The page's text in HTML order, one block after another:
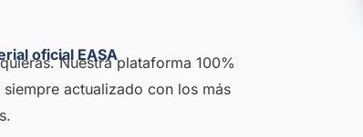
oficial EASA
Nuestra plataforma 100%
actualizado con los más